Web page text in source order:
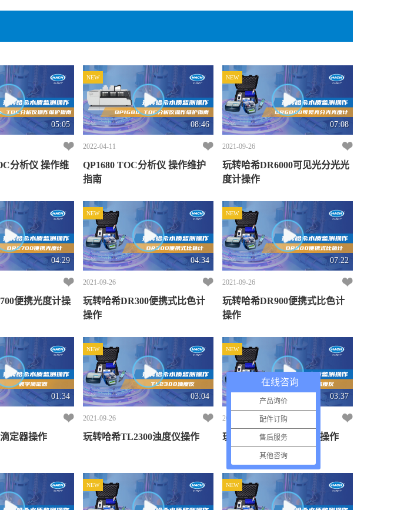
户程序啦
程序选择
若使用试剂2125825/2125815，在分析方法中可以看到我们应
该选择430号程序 在仪器上选择存储程序—选择编号进行—
输入430确认，开始，进入该程序的测量界面
若使用试剂2125925/2125915/2415925/2415915，可看到我们
应该选择435号程序 在仪器上选择存储程序—选择编号进行
—输入435，确认，开始，进入该程序的测量界面
若使用试剂2606945，在分析方法中可看到我们应该选择343
确认，开始，进入该程序的测量界面
若使用试剂2668000，在分析方法中可以看到我们应该选择
385号程序 在仪器上选择存储程序—选择编号进行—输入
385，确认，开始，进入该程序的测量界面
若使用试剂2742645，在分析方法中可以看到我们应该选择
536号程序 在仪器上选择存储程序—选择编号进行—输入
536，确认，开始，进入该程序的测量界面
542号程序 在仪器上选择存储程序—选择编号进行—输入
542，确认，开始，进入该程序的测量界面
若使用试剂2672245，在分析方法中可以看到我们应该选择
350号程序 在仪器上选择存储程序—选择编号进行—输入
350，确认，开始，进入该程序的测量界面
若使用试剂2714100，在分析方法中可以看到我们应该选择
394号程序 在仪器上选择存储程序—选择编号进行—输入
394，确认，开始，进入该程序的测量界面 DR5000的操作是
不是像您预想中一样简单呢？哈希实验室期待您的反馈！
05:05
分析仪 操作维
08:46
2022-04-11
QP1680 TOC分析仪 操作维护
指南
NEW
07:08
2021-09-26
玩转哈希DR6000可见光分光光
度计操作
NEW
04:29
便携光度计操
04:34
2021-09-26
玩转哈希DR300便携式比色计
操作
NEW
07:22
2021-09-26
玩转哈希DR900便携式比色计
操作
NEW
01:34
定器操作
03:04
2021-09-26
玩转哈希TL2300浊度仪操作
NEW
03:37
2021-09-26
玩转哈希TL2350浊度仪操作
NEW
NEW NEW
在线咨询
产品询价
配件订购
售后服务
其他咨询